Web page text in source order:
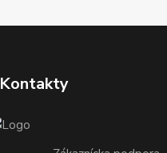
Kontakty